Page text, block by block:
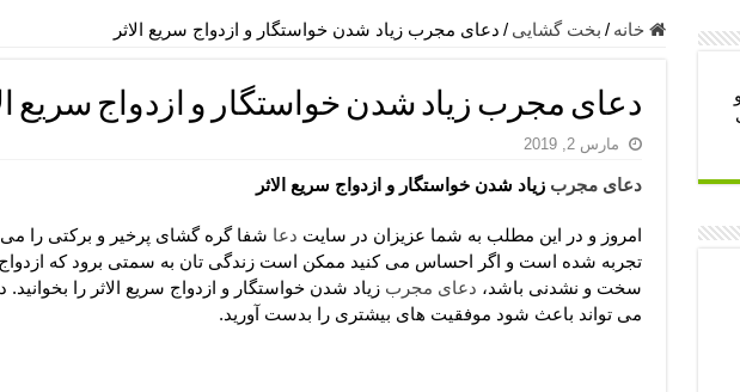
– دعای یا من اظهر الجمیل برای حاجت
آن ها – ذکر مخصوص مستجاب الدعوه شدن
– دعای ترس و بی خوابی کودکان
دعای رفع مشکلات و طلب حاجت
– آیه‌ جلب ثروت و برکت مال
چشم زخم – دعای چشم زخم ماشاالله
برای آرامش قلب و رفع اضطراب
روز – دعای ثروت حضرت سلیمان
خانه / بخت گشایی / دعای مجرب زیاد شدن خواستگار و ازدواج سریع الاثر
دعای مجرب زیاد شدن خواستگار و ازدواج سریع
مارس 2, 2019
دعای مجرب زیاد شدن خواستگار و ازدواج سریع الاثر
امروز و در این مطلب به شما عزیزان در سایت دعا شفا گره گشای پرخیر و برکتی را می
تجربه شده است و اگر احساس می کنید ممکن است زندگی تان به سمتی برود که ازدواج
سخت و نشدنی باشد، دعای مجرب زیاد شدن خواستگار و ازدواج سریع الاثر را بخوانید.
می تواند باعث شود موفقیت های بیشتری را بدست آورید.